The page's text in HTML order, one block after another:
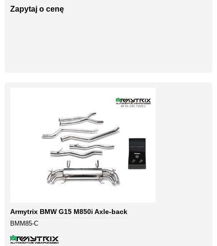
Zapytaj o cenę
Armytrix BMW G15 M850i Axle-back
BMM85-C